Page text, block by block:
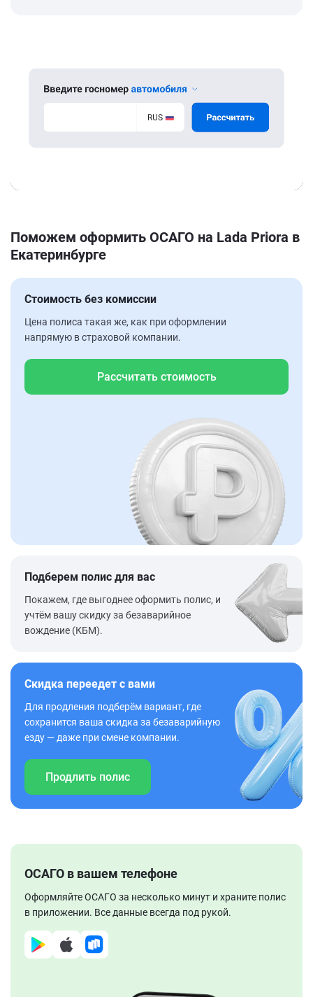
Поможем оформить ОСАГО на Lada Priora в
Екатеринбурге
Стоимость без комиссии
Цена полиса такая же, как при оформлении
напрямую в страховой компании.
Рассчитать стоимость
Подберем полис для вас
Покажем, где выгоднее оформить полис, и
учтём вашу скидку за безаварийное
вождение (КБМ).
Скидка переедет с вами
Для продления подберём вариант, где
сохранится ваша скидка за безаварийную
езду — даже при смене компании.
Продлить полис
ОСАГО в вашем телефоне
Оформляйте ОСАГО за несколько минут и храните полис
в приложении. Все данные всегда под рукой.